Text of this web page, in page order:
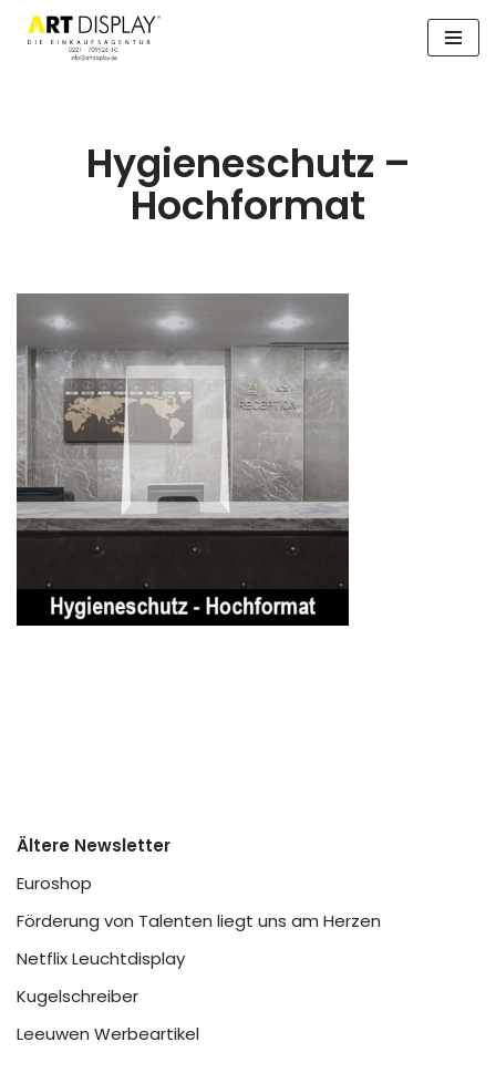
Hygieneschutz –
Hochformat
Ältere Newsletter
Euroshop
Förderung von Talenten liegt uns am Herzen
Netflix Leuchtdisplay
Kugelschreiber
Leeuwen Werbeartikel